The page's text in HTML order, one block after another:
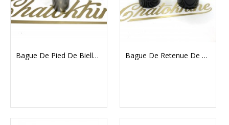
Bague De Pied De Bielle Triumph 500cc Et 250cc Bague De Retenue De Fourche Triumph En Aluminium